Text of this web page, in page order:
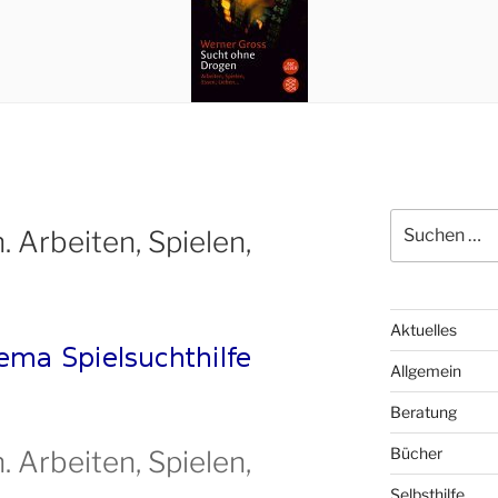
Arbeiten, Spielen,
Arbeiten, Spielen,
c
n
n
a
c
h
:
Aktuelles
Allgemein
Beratung
Bücher